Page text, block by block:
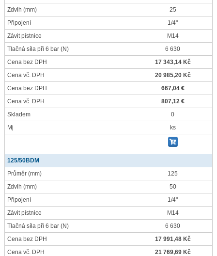
Zdvih (mm)
25
Připojení
1/4"
Závit pístnice
M14
Tlačná síla při 6 bar (N)
6 630
Cena bez DPH
17 343,14 Kč
Cena vč. DPH
20 985,20 Kč
Cena bez DPH
667,04 €
Cena vč. DPH
807,12 €
Skladem
0
Mj
ks
125/50BDM
Průměr (mm)
125
Zdvih (mm)
50
Připojení
1/4"
Závit pístnice
M14
Tlačná síla při 6 bar (N)
6 630
Cena bez DPH
17 991,48 Kč
Cena vč. DPH
21 769,69 Kč